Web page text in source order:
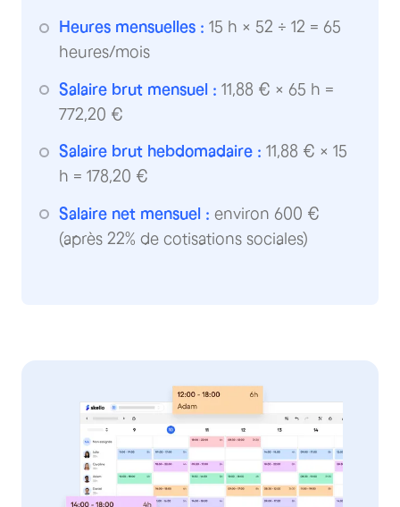
Heures mensuelles : 15 h × 52 ÷ 12 = 65
heures/mois
Salaire brut mensuel : 11,88 € × 65 h =
772,20 €
Salaire brut hebdomadaire : 11,88 € × 15
h = 178,20 €
Salaire net mensuel : environ 600 €
(après 22% de cotisations sociales)